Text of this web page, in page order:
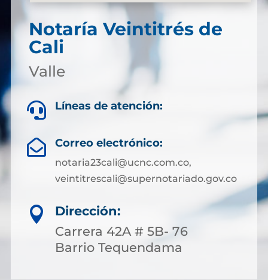
Notaría Veintitrés de
Cali
Valle
 Líneas de atención:
 Correo electrónico:
notaria23cali@ucnc.com.co,
veintitrescali@supernotariado.gov.co

Dirección:
Carrera 42A # 5B- 76
Barrio Tequendama